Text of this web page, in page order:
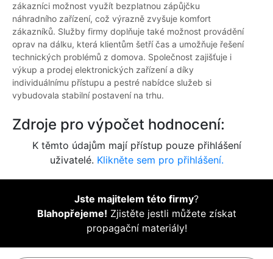
zákazníci možnost využít bezplatnou zápůjčku
náhradního zařízení, což výrazně zvyšuje komfort
zákazníků. Služby firmy doplňuje také možnost provádění
oprav na dálku, která klientům šetří čas a umožňuje řešení
technických problémů z domova. Společnost zajišťuje i
výkup a prodej elektronických zařízení a díky
individuálnímu přístupu a pestré nabídce služeb si
vybudovala stabilní postavení na trhu.
Zdroje pro výpočet hodnocení:
K těmto údajům mají přístup pouze přihlášení
uživatelé. Klikněte sem pro přihlášení.
Jste majitelem této firmy?
Blahopřejeme! Zjistěte jestli můžete získat
propagační materiály!